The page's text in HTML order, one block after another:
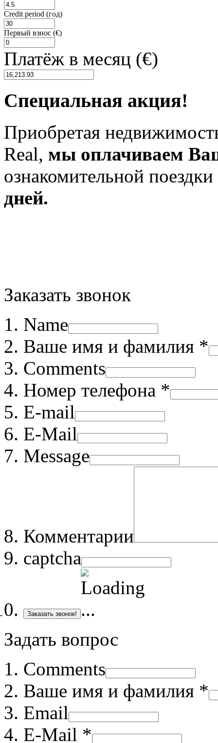
Credit period (год)
Первый взнос (€)
Платёж в месяц (€)
Специальная акция!
Приобретая
Real, мы оплачиваем
ознакомительной
дней.
Заказать звонок
Name
Ваше имя и фамилия *
Comments
Номер телефона *
E-mail
E-Mail
Message
Комментарии
captcha
Заказать звонок!
Задать вопрос
Comments
Ваше имя и фамилия *
Email
E-Mail *